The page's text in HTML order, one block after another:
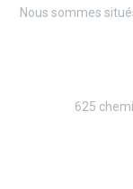
Nous sommes
625